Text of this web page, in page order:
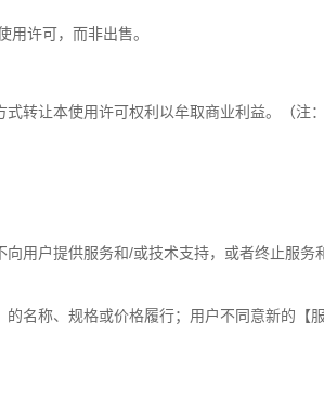
用许可，而非出售。
转让本使用许可权利以牟取商业利益。（注
向用户提供服务和/或技术支持，或者终止服务
名称、规格或价格履行；用户不同意新的【